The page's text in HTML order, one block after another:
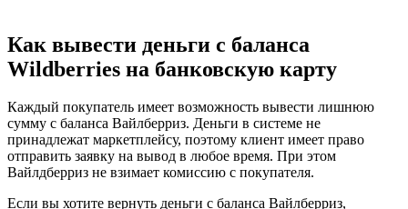
Как вывести деньги с баланса
Wildberries на банковскую карту
Каждый покупатель имеет возможность вывести лишнюю
сумму с баланса Вайлберриз. Деньги в системе не
принадлежат маркетплейсу, поэтому клиент имеет право
отправить заявку на вывод в любое время. При этом
Вайлдберриз не взимает комиссию с покупателя.
Если вы хотите вернуть деньги с баланса Вайлберриз,